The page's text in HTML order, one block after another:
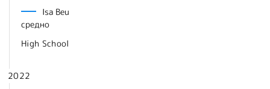
Isa Beu
средно
High School
2022